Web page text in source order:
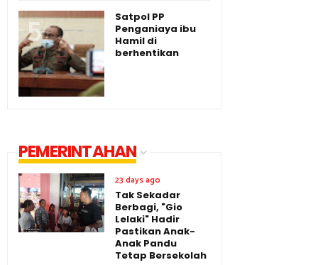
Satpol PP
Penganiaya ibu
Hamil di
berhentikan
PEMERINTAHAN
23 days ago
Tak Sekadar
Berbagi, "Gio
Lelaki" Hadir
Pastikan Anak-
Anak Pandu
Tetap Bersekolah